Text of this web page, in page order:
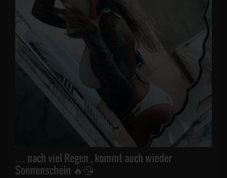
… nach viel Regen , kommt auch wieder
Sonnenschein 🔥😘